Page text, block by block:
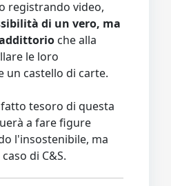
registrando video,
di un vero, ma
che alla
le loro
un castello di carte.
tesoro di questa
a fare figure
l'insostenibile, ma
di C&S.